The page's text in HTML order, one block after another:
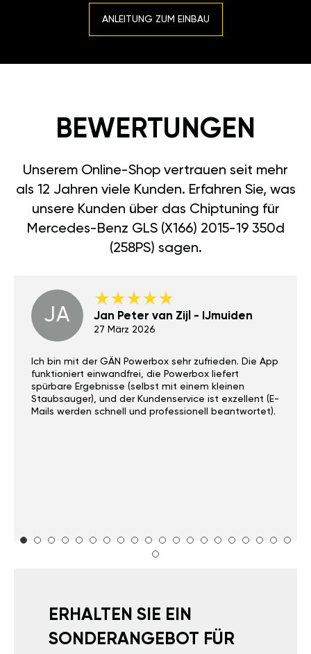
ANLEITUNG ZUM EINBAU
BEWERTUNGEN
Unserem Online-Shop vertrauen seit mehr
als 12 Jahren viele Kunden. Erfahren Sie, was
unsere Kunden über das Chiptuning für
Mercedes-Benz GLS (X166) 2015-19 350d
(258PS) sagen.
JA Jan Peter van Zijl - IJmuiden
27 März 2026
Ich bin mit der GÄN Powerbox sehr zufrieden. Die App
funktioniert einwandfrei, die Powerbox liefert
spürbare Ergebnisse (selbst mit einem kleinen
Staubsauger), und der Kundenservice ist exzellent (E-
Mails werden schnell und professionell beantwortet).
ERHALTEN SIE EIN
SONDERANGEBOT FÜR